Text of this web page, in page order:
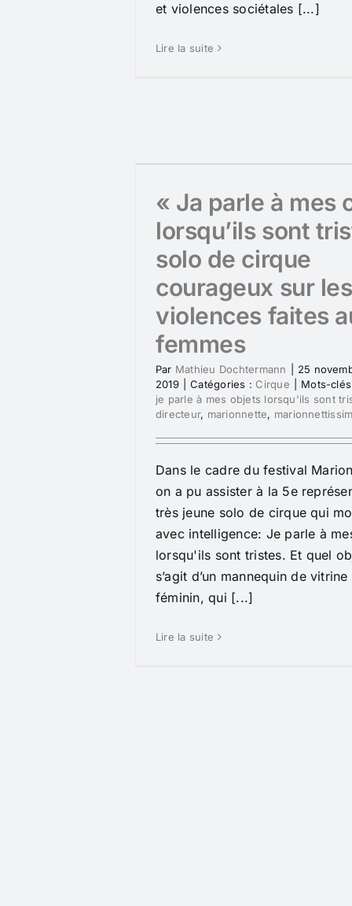
et violences sociétales [...]
Lire la suite
« Ja parle à mes
lorsqu’ils sont
solo de cirque
courageux sur les
violences faites
femmes
Par Mathieu Dochtermann
25
2019
Catégories : Cirque
Mots-
je parle à mes objets lorsqu'ils sont
directeur, marionnette,
Dans le cadre du festival
on a pu assister à la 5e
très jeune solo de cirque qui
avec intelligence: Je parle à
lorsqu'ils sont tristes. Et quel
s’agit d’un mannequin de
féminin, qui [...]
Lire la suite